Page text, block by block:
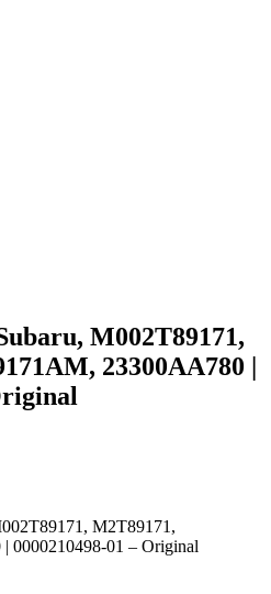
M002T89171,
23300AA780 |